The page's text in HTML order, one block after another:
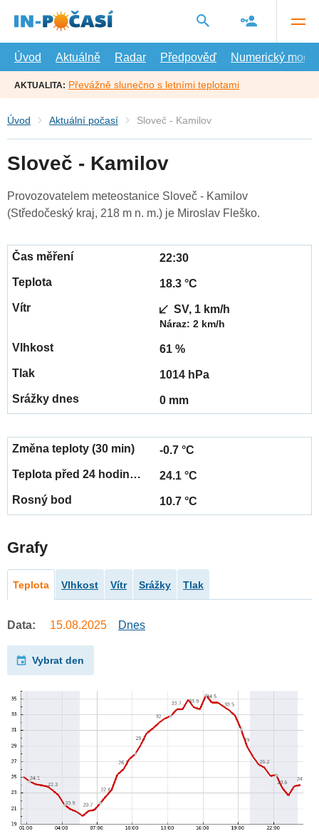
hlavní
Úvod
Aktuálně Radar Předpověď Numerický model
AKTUALITA: Převážně slunečno s letními teplotami
Úvod Aktuální počasí Sloveč - Kamilov
Sloveč - Kamilov
Provozovatelem meteostanice Sloveč - Kamilov
(Středočeský kraj, 218 m n. m.) je Miroslav Fleško.
22:30
18.3 °C
SV, 1 km/h
Náraz: 2 km/h
61 %
1014 hPa
0 mm
-0.7 °C
24.1 °C
10.7 °C
Grafy
Teplota Vlhkost Vítr Srážky Tlak
Data: 15.08.2025 Dnes
Vybrat den